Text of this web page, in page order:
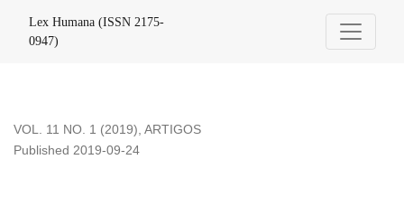
Lex Humana (ISSN 2175-
0947)
VOL. 11 NO. 1 (2019), ARTIGOS
Published 2019-09-24